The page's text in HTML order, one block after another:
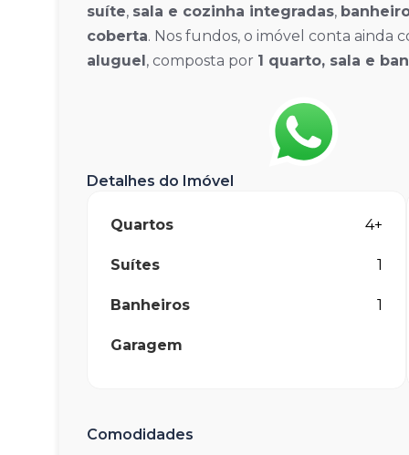
suíte, sala e cozinha integradas,
coberta. Nos fundos, o imóvel conta ainda
aluguel , composta por 1 quarto, sala e
Detalhes do Imóvel
Quartos 4+
Suítes 1
Banheiros 1
Garagem
Comodidades